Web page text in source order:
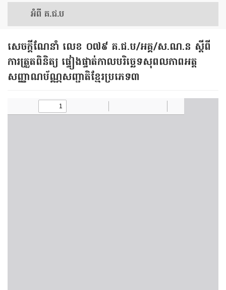
អំពី គ.ជ.ប
សេចក្តីណែនាំ លេខ ០៧៩ គ.ជ.ប/អគ្គ/ស.ណ.ន ស្តីពី
ការត្រួតពិនិត្យ ផ្ទៀងផ្ទាត់កាលបរិច្ឆេទសុពលភាពអត្ត
សញ្ញាណប័ណ្ណសញ្ជាតិខ្មែរប្រភេទ៣